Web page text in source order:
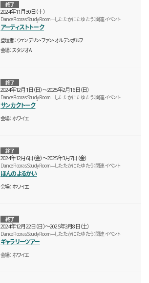
2024年11月30日（土）
終了
Dance Floor as Study Room—したたかにたゆたう：関連イベント
アーティストトーク
登壇者 ウェンデリン・ファン・オルデンボルフ
会場 スタジオA
2024年12月1日（日）〜2025年2月16日（日）
終了
Dance Floor as Study Room—したたかにたゆたう：関連イベント
サンカクトーク
会場 ホワイエ
2024年12月6日（金）〜2025年3月7日（金）
終了
Dance Floor as Study Room—したたかにたゆたう：関連イベント
ほんのよるかい
会場 ホワイエ
2024年12月22日（日）〜2025年3月8日（土）
終了
Dance Floor as Study Room—したたかにたゆたう：関連イベント
ギャラリーツアー
会場 ホワイエ